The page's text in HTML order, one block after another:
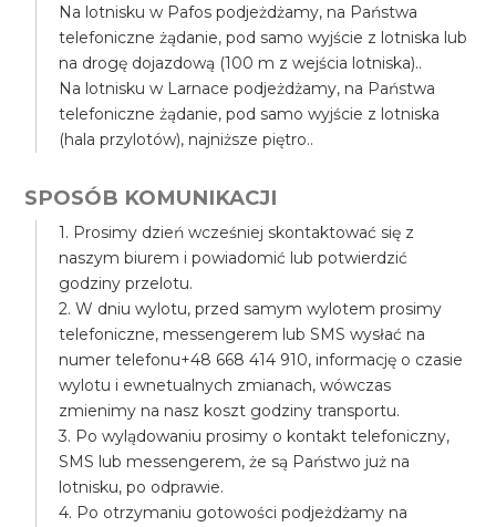
Na lotnisku w Pafos podjeżdżamy, na Państwa
telefoniczne żądanie, pod samo wyjście z lotniska lub
na drogę dojazdową (100 m z wejścia lotniska)..
Na lotnisku w Larnace podjeżdżamy, na Państwa
telefoniczne żądanie, pod samo wyjście z lotniska
(hala przylotów), najniższe piętro..
SPOSÓB KOMUNIKACJI
1. Prosimy dzień wcześniej skontaktować się z
naszym biurem i powiadomić lub potwierdzić
godziny przelotu.
2. W dniu wylotu, przed samym wylotem prosimy
telefoniczne, messengerem lub SMS wysłać na
numer telefonu+48 668 414 910, informację o czasie
wylotu i ewnetualnych zmianach, wówczas
zmienimy na nasz koszt godziny transportu.
3. Po wylądowaniu prosimy o kontakt telefoniczny,
SMS lub messengerem, że są Państwo już na
lotnisku, po odprawie.
4. Po otrzymaniu gotowości podjeżdżamy na